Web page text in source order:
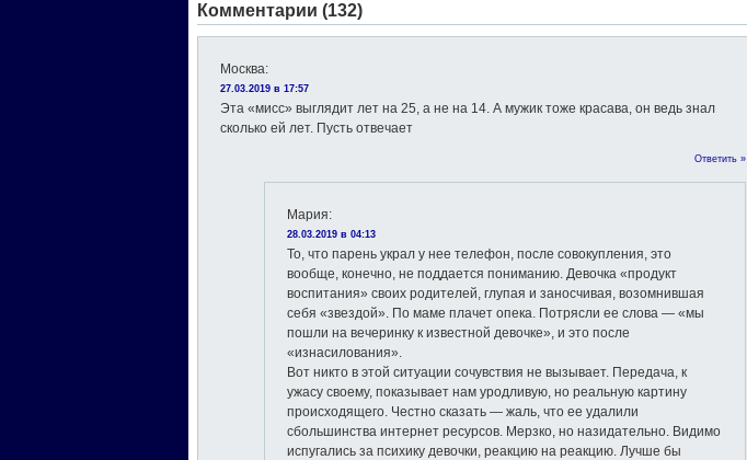
Комментарии (132)
Москва:
27.03.2019 в 17:57
Эта «мисс» выглядит лет на 25, а не на 14. А мужик тоже красава, он ведь знал
сколько ей лет. Пусть отвечает
Ответить »
Мария:
28.03.2019 в 04:13
То, что парень украл у нее телефон, после совокупления, это
вообще, конечно, не поддается пониманию. Девочка «продукт
воспитания» своих родителей, глупая и заносчивая, возомнившая
себя «звездой». По маме плачет опека. Потрясли ее слова — «мы
пошли на вечеринку к известной девочке», и это после
«изнасилования».
Вот никто в этой ситуации сочувствия не вызывает. Передача, к
ужасу своему, показывает нам уродливую, но реальную картину
происходящего. Честно сказать — жаль, что ее удалили
сбольшинства интернет ресурсов. Мерзко, но назидательно. Видимо
испугались за психику девочки, реакцию на реакцию. Лучше бы